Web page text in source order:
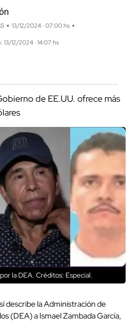
13/12/2024 · 07:00 hs
13/12/2024 · 14:07 hs
de EE.UU. ofrece más
la DEA. Créditos: Especial.
describe la Administración de
(DEA) a Ismael Zambada García,